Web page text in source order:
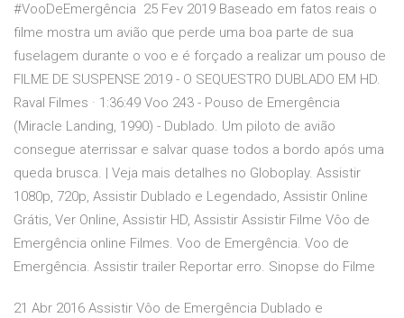
#VooDeEmergência 25 Fev 2019 Baseado em fatos reais o
filme mostra um avião que perde uma boa parte de sua
fuselagem durante o voo e é forçado a realizar um pouso de
FILME DE SUSPENSE 2019 - O SEQUESTRO DUBLADO EM HD.
Raval Filmes · 1:36:49 Voo 243 - Pouso de Emergência
(Miracle Landing, 1990) - Dublado. Um piloto de avião
consegue aterrissar e salvar quase todos a bordo após uma
queda brusca. | Veja mais detalhes no Globoplay. Assistir
1080p, 720p, Assistir Dublado e Legendado, Assistir Online
Grátis, Ver Online, Assistir HD, Assistir Assistir Filme Vôo de
Emergência online Filmes. Voo de Emergência. Voo de
Emergência. Assistir trailer Reportar erro. Sinopse do Filme
21 Abr 2016 Assistir Vôo de Emergência Dublado e